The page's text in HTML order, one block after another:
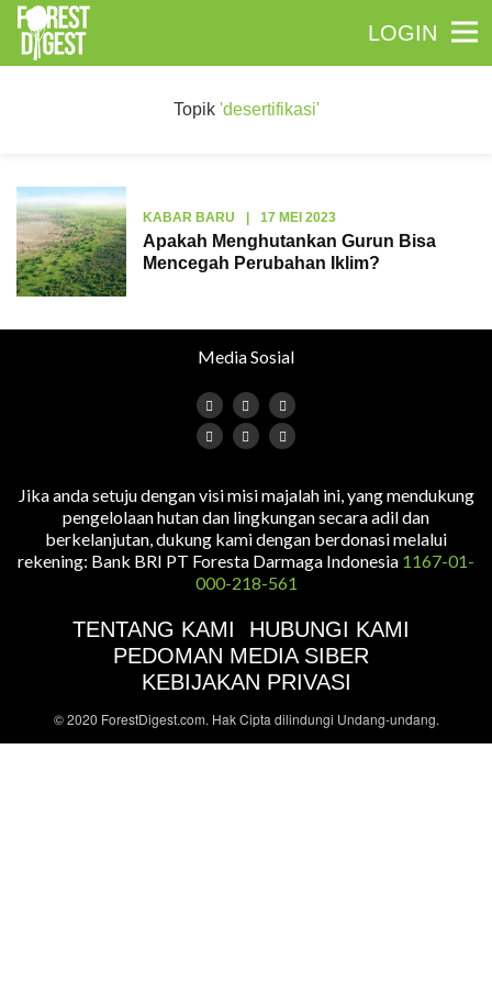
LOGIN
Topik 'desertifikasi'
KABAR BARU | 17 MEI 2023
Apakah Menghutankan Gurun Bisa
Mencegah Perubahan Iklim?
Media Sosial
Jika anda setuju dengan visi misi majalah ini, yang mendukung
pengelolaan hutan dan lingkungan secara adil dan
berkelanjutan, dukung kami dengan berdonasi melalui
rekening: Bank BRI PT Foresta Darmaga Indonesia 1167-01-
000-218-561
TENTANG KAMI
HUBUNGI KAMI
PEDOMAN MEDIA SIBER
KEBIJAKAN PRIVASI
© 2020 ForestDigest.com. Hak Cipta dilindungi Undang-undang.